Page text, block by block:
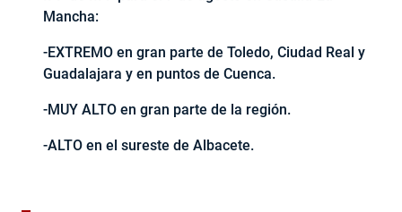
Mancha:
-EXTREMO en gran parte de Toledo, Ciudad Real y
Guadalajara y en puntos de Cuenca.
-MUY ALTO en gran parte de la región.
-ALTO en el sureste de Albacete.